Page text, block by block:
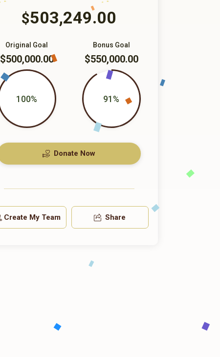
$503,249.00
Bonus Goal
$550,000.00
91%
Original Goal
$500,000.00
100%
Donate Now
Create My Team Share